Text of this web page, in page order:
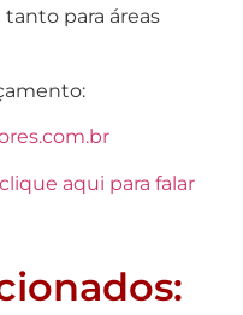
para áreas
aqui para falar